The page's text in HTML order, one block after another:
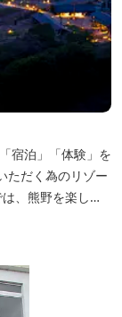
宿泊」「体験」を
ただく為のリゾー
、熊野を楽しむ
、熊野灘の青い
ただけるよう設